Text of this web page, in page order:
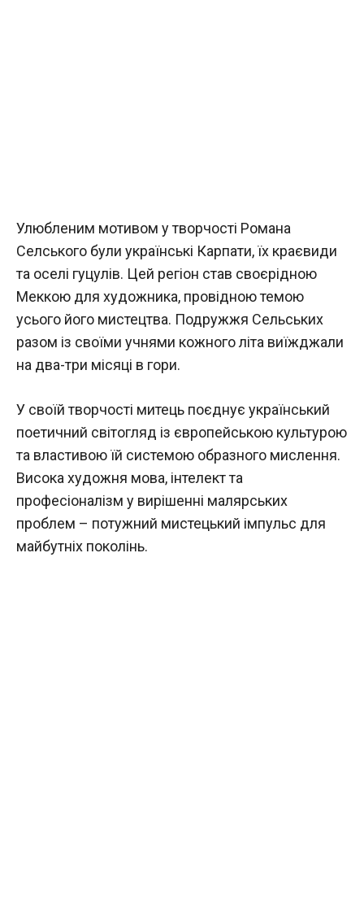
Улюбленим мотивом у творчості Романа
Селського були українські Карпати, їх краєвиди
та оселі гуцулів. Цей регіон став своєрідною
Меккою для художника, провідною темою
усього його мистецтва. Подружжя Сельських
разом із своїми учнями кожного літа виїжджали
на два-три місяці в гори.
У своїй творчості митець поєднує український
поетичний світогляд із європейською культурою
та властивою їй системою образного мислення.
Висока художня мова, інтелект та
професіоналізм у вирішенні малярських
проблем – потужний мистецький імпульс для
майбутніх поколінь.